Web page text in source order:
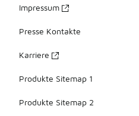
Impressum
Presse Kontakte
Karriere
Produkte Sitemap 1
Produkte Sitemap 2